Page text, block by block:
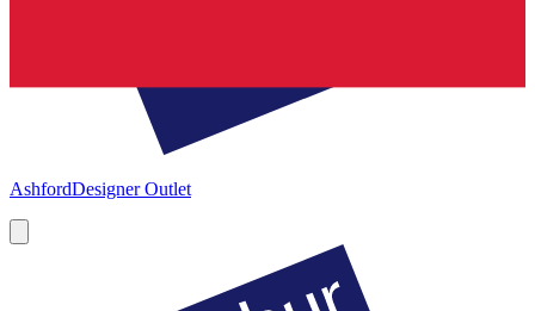
AshfordDesigner Outlet